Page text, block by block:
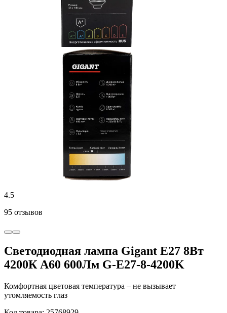
4.5
95 отзывов
Светодиодная лампа Gigant E27 8Вт
4200К А60 600Лм G-E27-8-4200K
Комфортная цветовая температура – не вызывает
утомляемость глаз